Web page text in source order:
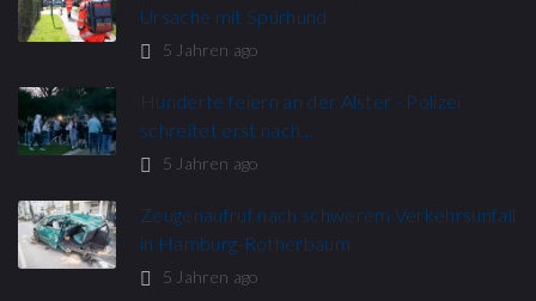
Ursache mit Spürhund
5 Jahren ago
Hunderte feiern an der Alster - Polizei
schreitet erst nach…
5 Jahren ago
Zeugenaufruf nach schwerem Verkehrsunfall
in Hamburg-Rotherbaum
5 Jahren ago